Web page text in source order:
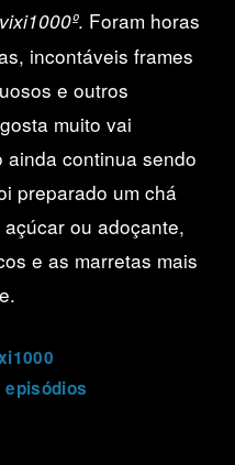
vixi1000º. Foram horas
incontáveis frames
e outros
muito vai
ainda continua sendo
preparado um chá
ou adoçante,
e as marretas mais